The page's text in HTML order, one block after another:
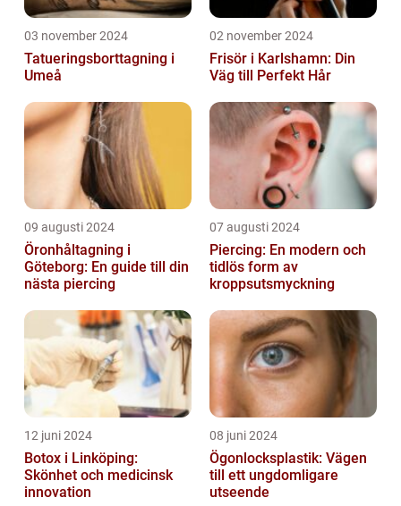
03 november 2024
Tatueringsborttagning i
Umeå
02 november 2024
Frisör i Karlshamn: Din
Väg till Perfekt Hår
09 augusti 2024
Öronhåltagning i
Göteborg: En guide till din
nästa piercing
07 augusti 2024
Piercing: En modern och
tidlös form av
kroppsutsmyckning
12 juni 2024
Botox i Linköping:
Skönhet och medicinsk
innovation
08 juni 2024
Ögonlocksplastik: Vägen
till ett ungdomligare
utseende